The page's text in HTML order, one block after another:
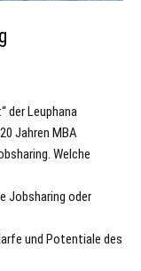
der Leuphana
Jahren MBA
Welche
Jobsharing oder
und Potentiale des